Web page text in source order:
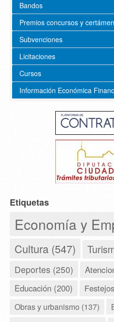
Bandos
Premios concursos y
Subvenciones
Licitaciones
Cursos
Información Económica
Etiquetas
Economía y
Cultura (547)
Deportes (250)
Educación (200)
Obras y urbanismo (137)